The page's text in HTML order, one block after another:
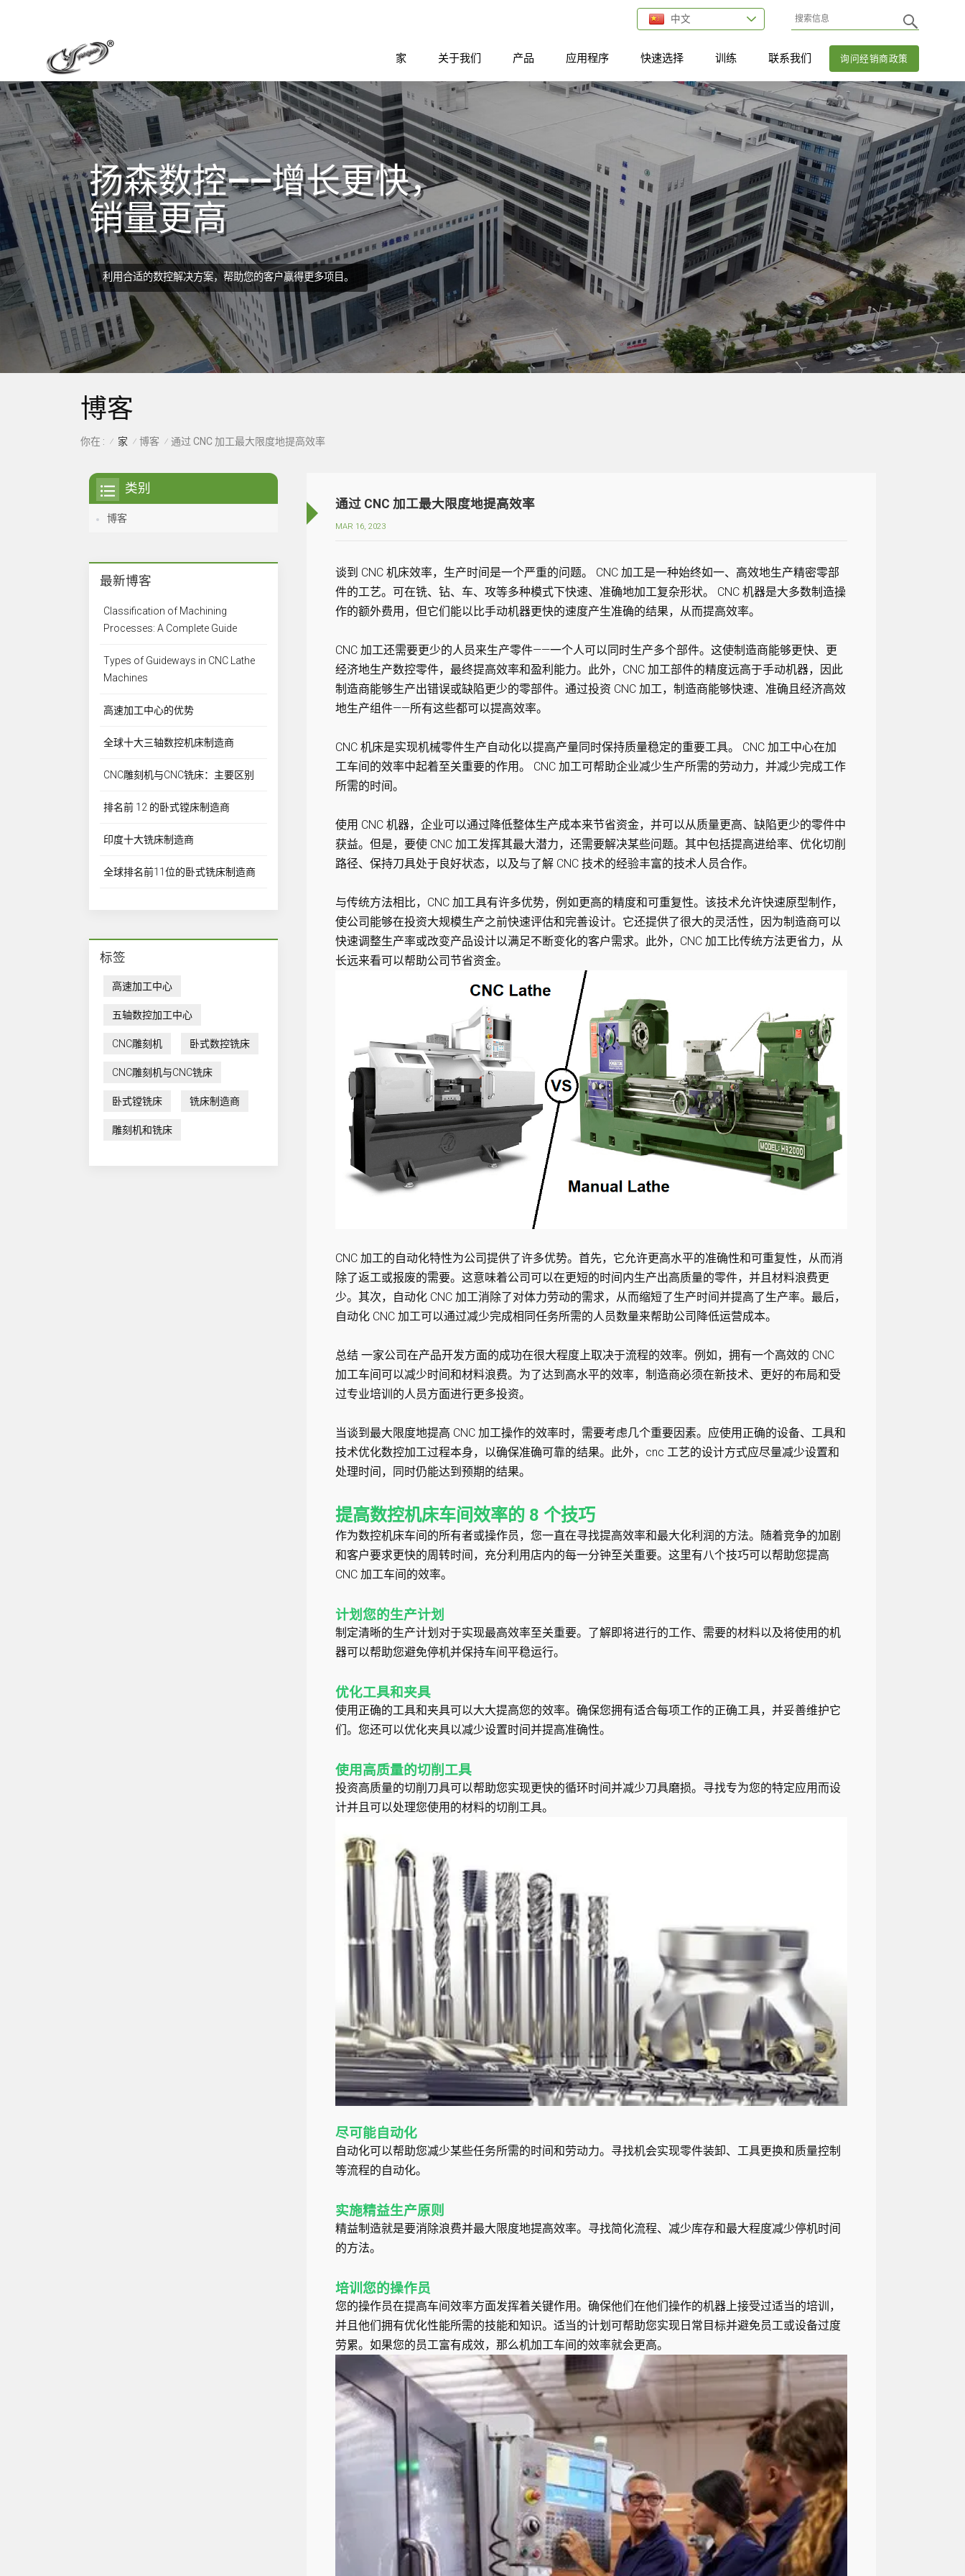
中文
询问经销商政策
家 关于我们 产品 应用程序 快速选择 训练 联系我们
扬森数控——增长更快，
销量更高
利用合适的数控解决方案，帮助您的客户赢得更多项目。
博客
你在 : / 家 / 博客 / 通过 CNC 加工最大限度地提高效率
通过 CNC 加工最大限度地提高效率
MAR 16, 2023
谈到 CNC 机床效率，生产时间是一个严重的问题。 CNC 加工是一种始终如一、高效地生产精密零部
件的工艺。可在铣、钻、车、攻等多种模式下快速、准确地加工复杂形状。 CNC 机器是大多数制造操
作的额外费用，但它们能以比手动机器更快的速度产生准确的结果，从而提高效率。
CNC 加工还需要更少的人员来生产零件——一个人可以同时生产多个部件。这使制造商能够更快、更
经济地生产数控零件，最终提高效率和盈利能力。此外，CNC 加工部件的精度远高于手动机器，因此
制造商能够生产出错误或缺陷更少的零部件。通过投资 CNC 加工，制造商能够快速、准确且经济高效
地生产组件——所有这些都可以提高效率。
CNC 机床是实现机械零件生产自动化以提高产量同时保持质量稳定的重要工具。 CNC 加工中心在加
工车间的效率中起着至关重要的作用。 CNC 加工可帮助企业减少生产所需的劳动力，并减少完成工作
所需的时间。
使用 CNC 机器，企业可以通过降低整体生产成本来节省资金，并可以从质量更高、缺陷更少的零件中
获益。但是，要使 CNC 加工发挥其最大潜力，还需要解决某些问题。其中包括提高进给率、优化切削
路径、保持刀具处于良好状态，以及与了解 CNC 技术的经验丰富的技术人员合作。
与传统方法相比，CNC 加工具有许多优势，例如更高的精度和可重复性。该技术允许快速原型制作，
使公司能够在投资大规模生产之前快速评估和完善设计。它还提供了很大的灵活性，因为制造商可以
快速调整生产率或改变产品设计以满足不断变化的客户需求。此外，CNC 加工比传统方法更省力，从
长远来看可以帮助公司节省资金。
CNC 加工的自动化特性为公司提供了许多优势。首先，它允许更高水平的准确性和可重复性，从而消
除了返工或报废的需要。这意味着公司可以在更短的时间内生产出高质量的零件，并且材料浪费更
少。其次，自动化 CNC 加工消除了对体力劳动的需求，从而缩短了生产时间并提高了生产率。最后，
自动化 CNC 加工可以通过减少完成相同任务所需的人员数量来帮助公司降低运营成本。
总结 一家公司在产品开发方面的成功在很大程度上取决于流程的效率。例如，拥有一个高效的 CNC
加工车间可以减少时间和材料浪费。为了达到高水平的效率，制造商必须在新技术、更好的布局和受
过专业培训的人员方面进行更多投资。
当谈到最大限度地提高 CNC 加工操作的效率时，需要考虑几个重要因素。应使用正确的设备、工具和
技术优化数控加工过程本身，以确保准确可靠的结果。此外，cnc 工艺的设计方式应尽量减少设置和
处理时间，同时仍能达到预期的结果。
提高数控机床车间效率的 8 个技巧
作为数控机床车间的所有者或操作员，您一直在寻找提高效率和最大化利润的方法。随着竞争的加剧
和客户要求更快的周转时间，充分利用店内的每一分钟至关重要。这里有八个技巧可以帮助您提高
CNC 加工车间的效率。
计划您的生产计划
制定清晰的生产计划对于实现最高效率至关重要。了解即将进行的工作、需要的材料以及将使用的机
器可以帮助您避免停机并保持车间平稳运行。
优化工具和夹具
使用正确的工具和夹具可以大大提高您的效率。确保您拥有适合每项工作的正确工具，并妥善维护它
们。您还可以优化夹具以减少设置时间并提高准确性。
使用高质量的切削工具
投资高质量的切削刀具可以帮助您实现更快的循环时间并减少刀具磨损。寻找专为您的特定应用而设
计并且可以处理您使用的材料的切削工具。
尽可能自动化
自动化可以帮助您减少某些任务所需的时间和劳动力。寻找机会实现零件装卸、工具更换和质量控制
等流程的自动化。
实施精益生产原则
精益制造就是要消除浪费并最大限度地提高效率。寻找简化流程、减少库存和最大程度减少停机时间
的方法。
培训您的操作员
您的操作员在提高车间效率方面发挥着关键作用。确保他们在他们操作的机器上接受过适当的培训，
并且他们拥有优化性能所需的技能和知识。适当的计划可帮助您实现日常目标并避免员工或设备过度
劳累。如果您的员工富有成效，那么机加工车间的效率就会更高。
类别
博客
最新博客
Classification of Machining
Processes: A Complete Guide
Types of Guideways in CNC Lathe
Machines
高速加工中心的优势
全球十大三轴数控机床制造商
CNC雕刻机与CNC铣床：主要区别
排名前 12 的卧式镗床制造商
印度十大铣床制造商
全球排名前11位的卧式铣床制造商
标签
高速加工中心
五轴数控加工中心
CNC雕刻机 卧式数控铣床
CNC雕刻机与CNC铣床
卧式镗铣床 铣床制造商
雕刻机和铣床